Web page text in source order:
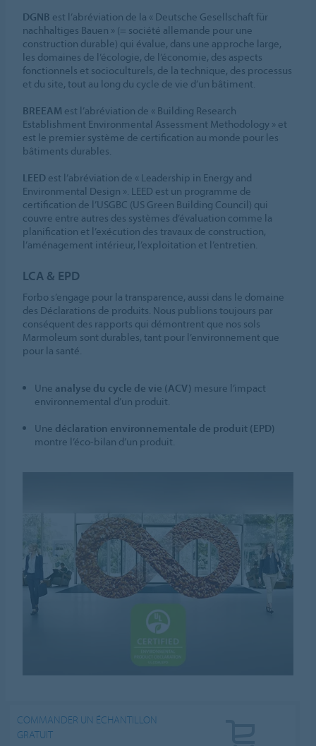
DGNB est l’abréviation de la « Deutsche Gesellschaft für
nachhaltiges Bauen » (= société allemande pour une
construction durable) qui évalue, dans une approche large,
les domaines de l’écologie, de l’économie, des aspects
fonctionnels et socioculturels, de la technique, des processus
et du site, tout au long du cycle de vie d’un bâtiment.
BREEAM est l’abréviation de « Building Research
Establishment Environmental Assessment Methodology » et
est le premier système de certification au monde pour les
bâtiments durables.
LEED est l’abréviation de « Leadership in Energy and
Environmental Design ». LEED est un programme de
certification de l’USGBC (US Green Building Council) qui
couvre entre autres des systèmes d’évaluation comme la
planification et l’exécution des travaux de construction,
l’aménagement intérieur, l’exploitation et l’entretien.
LCA & EPD
Forbo s’engage pour la transparence, aussi dans le domaine
des Déclarations de produits. Nous publions toujours par
conséquent des rapports qui démontrent que nos sols
Marmoleum sont durables, tant pour l’environnement que
pour la santé.
Une analyse du cycle de vie (ACV) mesure l’impact
environnemental d’un produit.
Une déclaration environnementale de produit (EPD)
montre l’éco-bilan d’un produit.
COMMANDER UN ÉCHANTILLON
GRATUIT